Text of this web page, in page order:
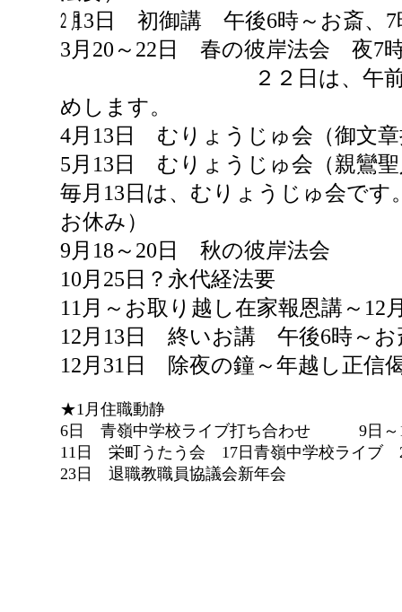
㋁13日 初御講 午後6時～お斎、7
3月20～22日 春の彼岸法会 夜7
２２日は、午前10時
めします。
4月13日 むりょうじゅ会（御文章
5月13日 むりょうじゅ会（親鸞聖
毎月13日は、むりょうじゅ会です
お休み）
9月18～20日 秋の彼岸法会
10月25日？永代経法要
11月～お取り越し在家報恩講～12
12月13日 終いお講 午後6時～お
12月31日 除夜の鐘～年越し正信
★1月住職動静
6日 青嶺中学校ライブ打ち合わせ 9日～
11日 栄町うたう会 17日青嶺中学校ライブ
23日 退職教職員協議会新年会